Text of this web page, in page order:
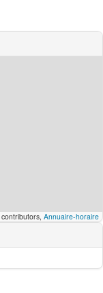
contributors, Annuaire-horaire